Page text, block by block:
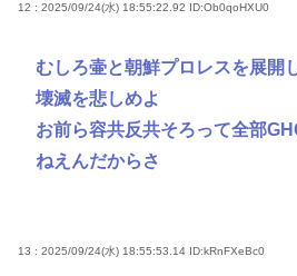
12 : 2025/09/24(水) 18:55:22.92 ID:Ob0qoHXU0
むしろ壷と朝鮮プロレスを展開
壊滅を悲しめよ
お前ら容共反共そろって全部
ねえんだからさ
13 : 2025/09/24(水) 18:55:53.14 ID:kRnFXeBc0